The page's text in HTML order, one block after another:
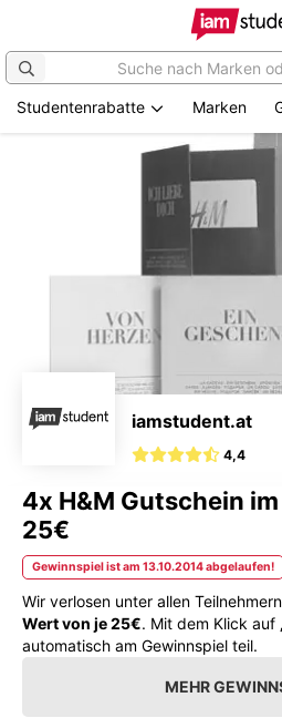
Studentenrabatte Marken
iamstudent.at
4,4
4x H&M Gutschein
25€
Gewinnspiel ist am 13.10.2014 abgelaufen!
Wir verlosen unter allen Teilnehmern
Wert von je 25€. Mit dem Klick auf
automatisch am Gewinnspiel teil.
MEHR